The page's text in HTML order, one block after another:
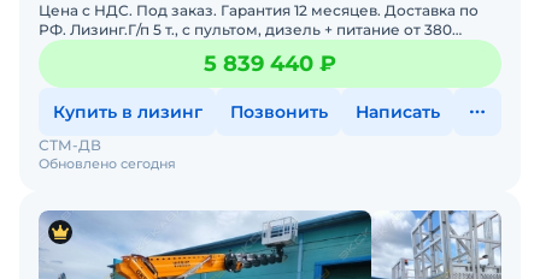
Цена с НДС. Под заказ. Гарантия 12 месяцев. Доставка по
РФ. Лизинг.Г/п 5 т., с пультом, дизель + питание от 380
ВМасса:5 000 кгМакс. высота подъема:15 мСпособно
5 839 440 ₽
Купить в лизинг Позвонить Написать
Обновлено сегодня
СТМ-ДВ